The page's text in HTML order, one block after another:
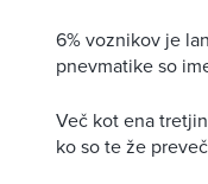
6% voznikov je
pnevmatike so
Več kot ena
ko so te že